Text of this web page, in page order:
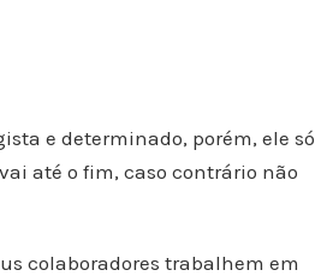
e determinado, porém, ele só
até o fim, caso contrário não
colaboradores trabalhem em